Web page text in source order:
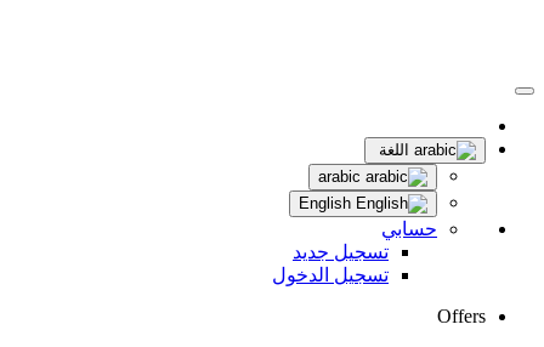
اللغة
حسابي
تسجيل جديد
تسجيل الدخول
Offers